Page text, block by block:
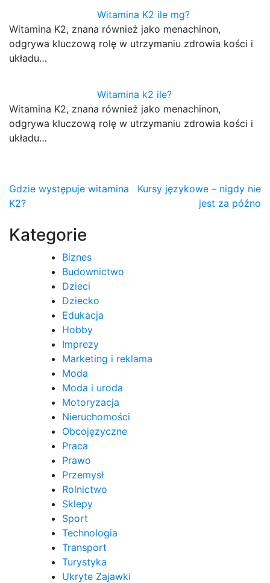
Witamina K2 ile mg?
Witamina K2, znana również jako menachinon,
odgrywa kluczową rolę w utrzymaniu zdrowia kości i
układu…
Witamina k2 ile?
Witamina K2, znana również jako menachinon,
odgrywa kluczową rolę w utrzymaniu zdrowia kości i
układu…
Nawigacja
wpisu
Gdzie występuje witamina
K2?
Kursy językowe – nigdy nie
jest za późno
Kategorie
Biznes
Budownictwo
Dzieci
Dziecko
Edukacja
Hobby
Imprezy
Marketing i reklama
Moda
Moda i uroda
Motoryzacja
Nieruchomości
Obcojęzyczne
Praca
Prawo
Przemysł
Rolnictwo
Sklepy
Sport
Technologia
Transport
Turystyka
Ukryte Zajawki